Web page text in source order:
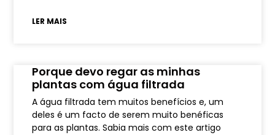
LER MAIS
Porque devo regar as minhas
plantas com água filtrada
A água filtrada tem muitos benefícios e, um
deles é um facto de serem muito benéficas
para as plantas. Sabia mais com este artigo